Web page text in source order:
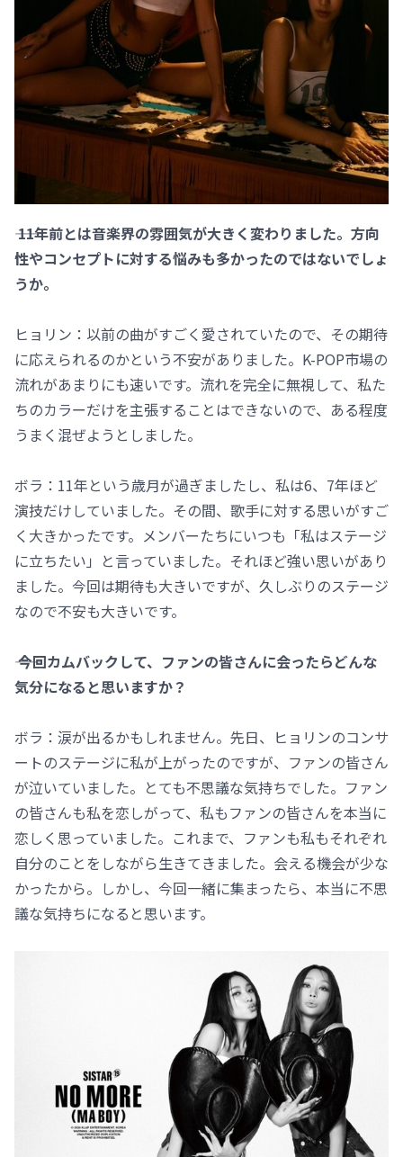
―― 11年前とは音楽界の雰囲気が大きく変わりました。方向
性やコンセプトに対する悩みも多かったのではないでしょ
うか。
ヒョリン：以前の曲がすごく愛されていたので、その期待
に応えられるのかという不安がありました。K-POP市場の
流れがあまりにも速いです。流れを完全に無視して、私た
ちのカラーだけを主張することはできないので、ある程度
うまく混ぜようとしました。
ボラ：11年という歳月が過ぎましたし、私は6、7年ほど
演技だけしていました。その間、歌手に対する思いがすご
く大きかったです。メンバーたちにいつも「私はステージ
に立ちたい」と言っていました。それほど強い思いがあり
ました。今回は期待も大きいですが、久しぶりのステージ
なので不安も大きいです。
―― 今回カムバックして、ファンの皆さんに会ったらどんな
気分になると思いますか？
ボラ：涙が出るかもしれません。先日、ヒョリンのコンサ
ートのステージに私が上がったのですが、ファンの皆さん
が泣いていました。とても不思議な気持ちでした。ファン
の皆さんも私を恋しがって、私もファンの皆さんを本当に
恋しく思っていました。これまで、ファンも私もそれぞれ
自分のことをしながら生きてきました。会える機会が少な
かったから。しかし、今回一緒に集まったら、本当に不思
議な気持ちになると思います。